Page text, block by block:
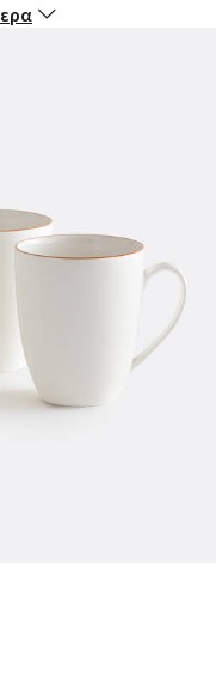
τη μεταφορά.
Λευκο/μπλε